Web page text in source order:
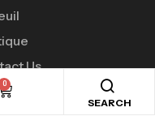
0
SEARCH
Us